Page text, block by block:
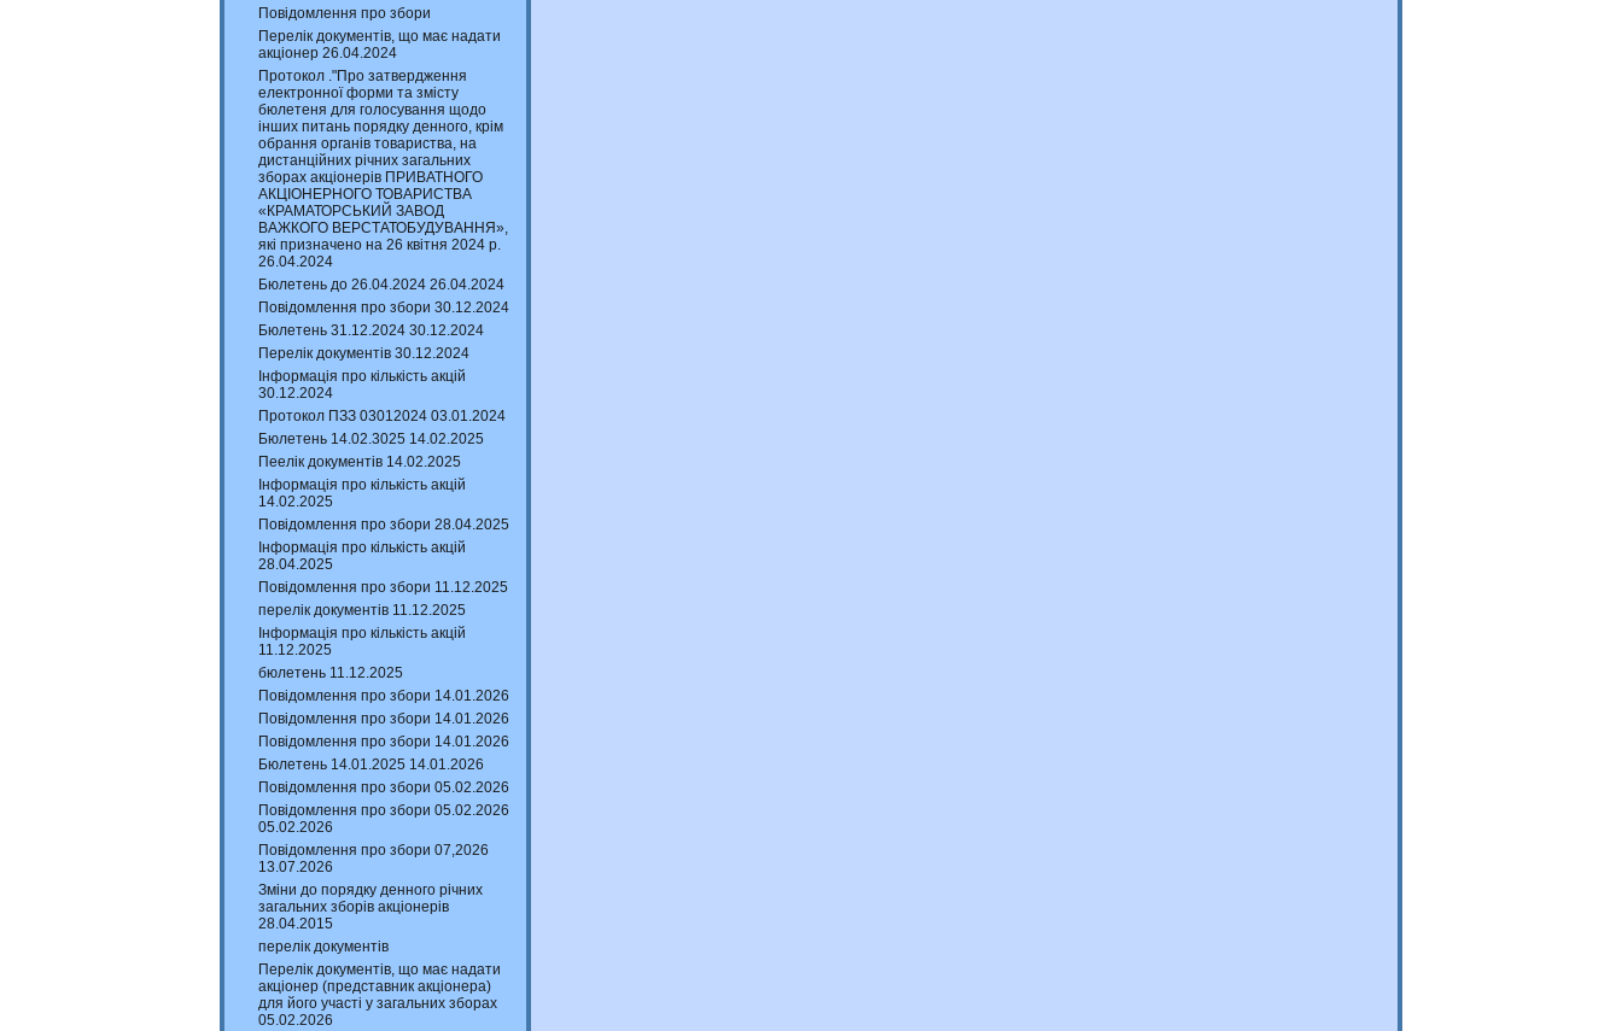
Повідомлення про збори
Перелік документів, що має надати
акціонер 26.04.2024
Протокол ."Про затвердження
електронної форми та змісту
бюлетеня для голосування щодо
інших питань порядку денного, крім
обрання органів товариства, на
дистанційних річних загальних
зборах акціонерів ПРИВАТНОГО
АКЦІОНЕРНОГО ТОВАРИСТВА
«КРАМАТОРСЬКИЙ ЗАВОД
ВАЖКОГО ВЕРСТАТОБУДУВАННЯ»,
які призначено на 26 квітня 2024 р.
26.04.2024
Бюлетень до 26.04.2024 26.04.2024
Повідомлення про збори 30.12.2024
Бюлетень 31.12.2024 30.12.2024
Перелік документів 30.12.2024
Інформація про кількість акцій
30.12.2024
Протокол ПЗЗ 03012024 03.01.2024
Бюлетень 14.02.3025 14.02.2025
Пеелік документів 14.02.2025
Інформація про кількість акцій
14.02.2025
Повідомлення про збори 28.04.2025
Інформація про кількість акцій
28.04.2025
Повідомлення про збори 11.12.2025
перелік документів 11.12.2025
Інформація про кількість акцій
11.12.2025
бюлетень 11.12.2025
Повідомлення про збори 14.01.2026
Повідомлення про збори 14.01.2026
Повідомлення про збори 14.01.2026
Бюлетень 14.01.2025 14.01.2026
Повідомлення про збори 05.02.2026
Повідомлення про збори 05.02.2026
05.02.2026
Повідомлення про збори 07,2026
13.07.2026
Зміни до порядку денного річних
загальних зборів акціонерів
28.04.2015
перелік документів
Перелік документів, що має надати
акціонер (представник акціонера)
для його участі у загальних зборах
05.02.2026